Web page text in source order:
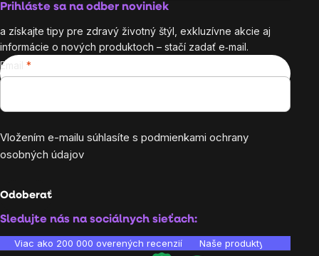
Prihláste sa na odber noviniek
a získajte tipy pre zdravý životný štýl, exkluzívne akcie aj
informácie o nových produktoch – stačí zadať e‑mail.
Email
Vložením e-mailu súhlasíte s podmienkami ochrany
osobných údajov
Odoberať
Sledujte nás na sociálnych sieťach:
Viac ako 200 000 overených recenzií Naše produkty sú